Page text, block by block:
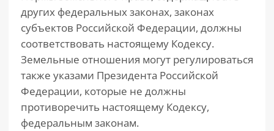
других федеральных законах, законах
субъектов Российской Федерации, должны
соответствовать настоящему Кодексу.
Земельные отношения могут регулироваться
также указами Президента Российской
Федерации, которые не должны
противоречить настоящему Кодексу,
федеральным законам.